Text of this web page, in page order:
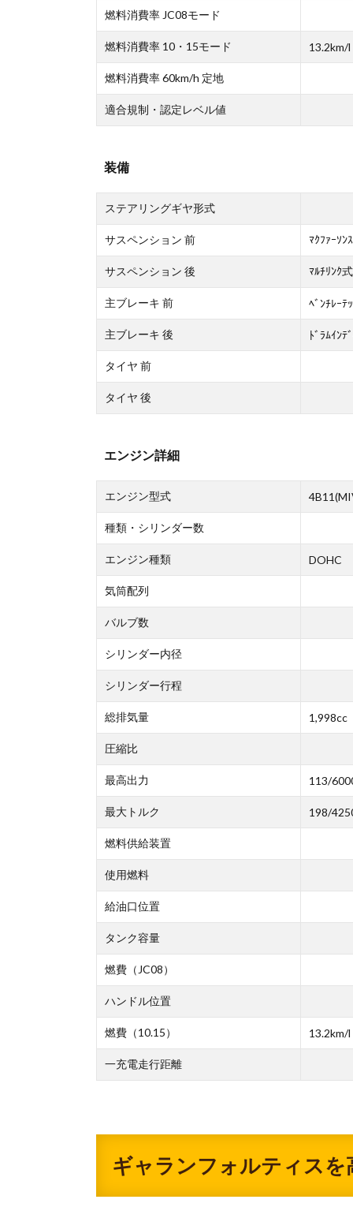
燃料消費率 JC08モード
燃料消費率 10・15モード 13.2km/l
燃料消費率 60km/h 定地
適合規制・認定レベル値
装備
ステアリングギヤ形式
サスペンション 前 ﾏｸﾌｧｰｿﾝ
サスペンション 後 ﾏﾙﾁﾘﾝｸ式
主ブレーキ 前 ﾍﾞﾝﾁﾚｰﾃ
主ブレーキ 後 ﾄﾞﾗﾑｲﾝﾃ
タイヤ 前
タイヤ 後
エンジン詳細
エンジン型式
種類・シリンダー数
エンジン種類 DOHC
気筒配列
バルブ数
シリンダー内径
シリンダー行程
総排気量 1,998cc
圧縮比
最高出力 113/
最大トルク 198/
燃料供給装置
使用燃料
給油口位置
タンク容量
燃費（JC08）
ハンドル位置
燃費（10.15） 13.2km/l
一充電走行距離
ギャランフォルティスを